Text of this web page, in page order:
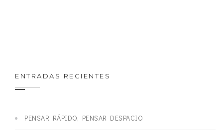
ENTRADAS RECIENTES
PENSAR RÁPIDO, PENSAR DESPACIO